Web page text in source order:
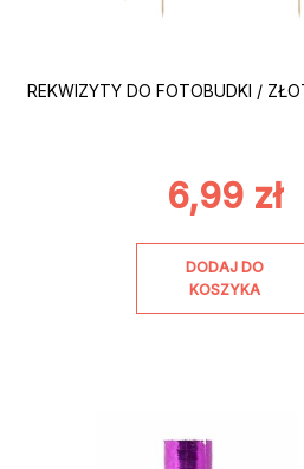
REKWIZYTY DO FOTOBUDKI /
6,99 zł
DODAJ DO
KOSZYKA